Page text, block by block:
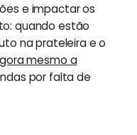
e impactar os
quando estão
na prateleira e o
mesmo a
por falta de